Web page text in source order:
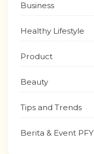
Business
Healthy Lifestyle
Product
Beauty
Tips and Trends
Berita & Event PFY